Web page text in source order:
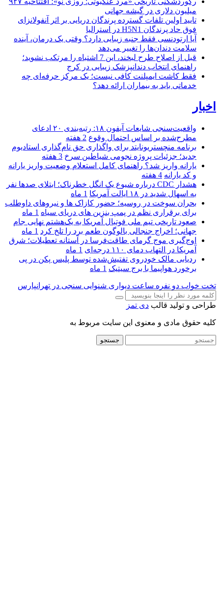
میلیون دلاری در گیشه جهانی
تایید اولین تلفات گسترده پرندگان دریایی بر اثر آنفولانزای
فوق حاد پرندگان H5N1 در استرالیا
آیا ارتودنسی فقط جنبه زیبایی دارد؟ وقتی یک درمان، آینده
سلامت دندان‌ها را تغییر می‌دهد
قبل از اصلاح طرح لبخند، این 7 اشتباه را مرتکب نشوید؛
راهنمای انتخاب دندانپزشک زیبایی در کرج
فقط کاشت ایمپلنت کافی نیست؛ یک مرکز حرفه‌ای چه
خدماتی باید به بیماران ارائه دهد؟
اخبار
واقعیت‌سنجی شایعات آیفون ۱۸: رتبه‌بندی ۲۰ ادعای
مطرح‌شده بر اساس احتمال وقوع 2 هفته
برنامه منچستریونایتد برای واگذاری حق نام‌گذاری استادیوم
جدید؛ جزئیات پروژه نجومی شیاطین سرخ 3 هفته
یارانه واریز شد؟ راهنمای کامل استعلام وضعیت واریز یارانه
و کد یارانه 4 هفته
هشدار CDC درباره شیوع یک انگل خطرناک؛ ابتلای صدها نفر
به اسهال شدید در ۱۸ ایالت آمریکا
1 ماه
بحران سوخت در روسیه؛ حضور کازاک‌ ها و نیروهای داوطلب
برای برقراری نظم در پمپ بنزین‌ های دریای سیاه 1 ماه
صعود تاریخی تیم ملی فوتبال آمریکا به یک‌هشتم نهایی جام
جهانی؛ اخراج جنجالی بالوگون طعم برد را تلخ کرد 1 ماه
اوج‌گیری موج گرمای طاقت‌فرسا در آستانه تعطیلات؛ شرق
آمریکا در التهاب دمای ۱۱۰ درجه‌ای
1 ماه
ردیابی مالک خودروی تفتیش‌شده توسط پلیس پکن در پی
برخورد هواپیما با برج سیتیک 1 ماه
تخت خواب دو نفره ساعت دیواری شنوایی سنجی در تهرانپارس
طراحی و تولید قالب دی تمز
کلیه حقوق مادی و معنوی این سایت مربوط به
جستجو